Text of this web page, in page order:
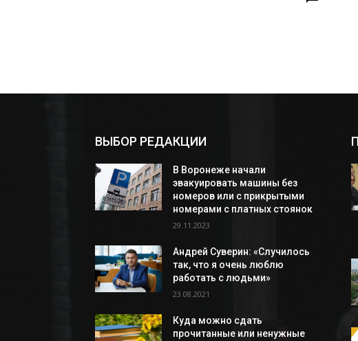
ВЫБОР РЕДАКЦИИ
В Воронеже начали
эвакуировать машины без
номеров или с прикрытыми
номерами с платных стоянок
29.11.2023
Андрей Суверин: «Случилось
так, что я очень люблю
работать с людьми»
23.08.2021
Куда можно сдать
прочитанные или ненужные